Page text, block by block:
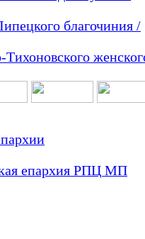
епархия РПЦ МП